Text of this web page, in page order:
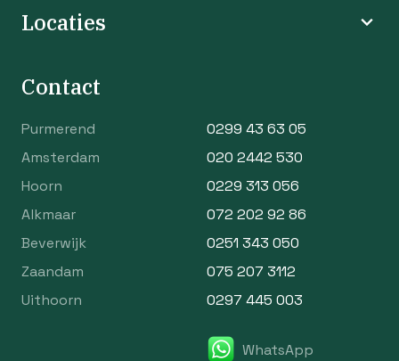
Locaties
Contact
Purmerend
0299 43 63 05
Amsterdam
020 2442 530
Hoorn
0229 313 056
Alkmaar
072 202 92 86
Beverwijk
0251 343 050
Zaandam
075 207 3112
Uithoorn
0297 445 003
WhatsApp